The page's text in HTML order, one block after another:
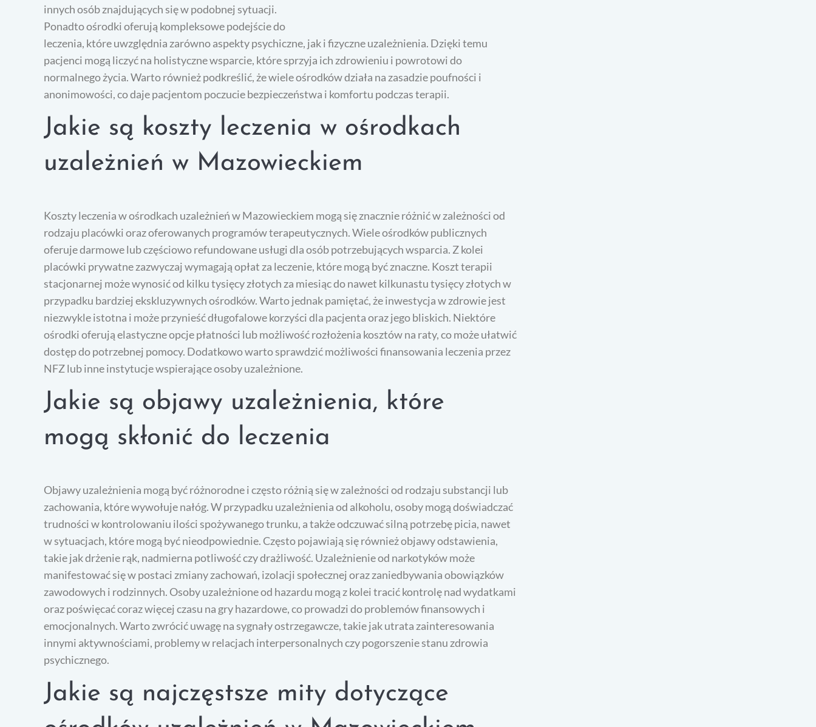
innych osób znajdujących się w podobnej sytuacji.
Ponadto ośrodki oferują kompleksowe podejście do
leczenia, które uwzględnia zarówno aspekty psychiczne, jak i fizyczne uzależnienia. Dzięki temu
pacjenci mogą liczyć na holistyczne wsparcie, które sprzyja ich zdrowieniu i powrotowi do
normalnego życia. Warto również podkreślić, że wiele ośrodków działa na zasadzie poufności i
anonimowości, co daje pacjentom poczucie bezpieczeństwa i komfortu podczas terapii.
Jakie są koszty leczenia w ośrodkach
uzależnień w Mazowieckiem
Koszty leczenia w ośrodkach uzależnień w Mazowieckiem mogą się znacznie różnić w zależności od
rodzaju placówki oraz oferowanych programów terapeutycznych. Wiele ośrodków publicznych
oferuje darmowe lub częściowo refundowane usługi dla osób potrzebujących wsparcia. Z kolei
placówki prywatne zazwyczaj wymagają opłat za leczenie, które mogą być znaczne. Koszt terapii
stacjonarnej może wynosić od kilku tysięcy złotych za miesiąc do nawet kilkunastu tysięcy złotych w
przypadku bardziej ekskluzywnych ośrodków. Warto jednak pamiętać, że inwestycja w zdrowie jest
niezwykle istotna i może przynieść długofalowe korzyści dla pacjenta oraz jego bliskich. Niektóre
ośrodki oferują elastyczne opcje płatności lub możliwość rozłożenia kosztów na raty, co może ułatwić
dostęp do potrzebnej pomocy. Dodatkowo warto sprawdzić możliwości finansowania leczenia przez
NFZ lub inne instytucje wspierające osoby uzależnione.
Jakie są objawy uzależnienia, które
mogą skłonić do leczenia
Objawy uzależnienia mogą być różnorodne i często różnią się w zależności od rodzaju substancji lub
zachowania, które wywołuje nałóg. W przypadku uzależnienia od alkoholu, osoby mogą doświadczać
trudności w kontrolowaniu ilości spożywanego trunku, a także odczuwać silną potrzebę picia, nawet
w sytuacjach, które mogą być nieodpowiednie. Często pojawiają się również objawy odstawienia,
takie jak drżenie rąk, nadmierna potliwość czy drażliwość. Uzależnienie od narkotyków może
manifestować się w postaci zmiany zachowań, izolacji społecznej oraz zaniedbywania obowiązków
zawodowych i rodzinnych. Osoby uzależnione od hazardu mogą z kolei tracić kontrolę nad wydatkami
oraz poświęcać coraz więcej czasu na gry hazardowe, co prowadzi do problemów finansowych i
emocjonalnych. Warto zwrócić uwagę na sygnały ostrzegawcze, takie jak utrata zainteresowania
innymi aktywnościami, problemy w relacjach interpersonalnych czy pogorszenie stanu zdrowia
psychicznego.
Jakie są najczęstsze mity dotyczące